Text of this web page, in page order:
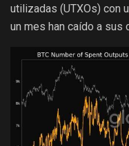
utilizadas (UTXOs) con
un mes han caído a sus